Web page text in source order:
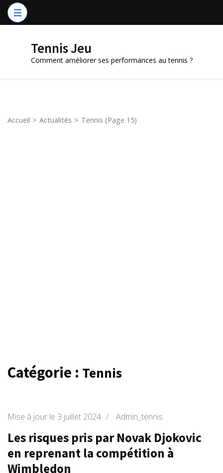
Aller
au
(PressezTennis Jeu
Comment améliorer ses performances au tennis ?
Accueil > Actualités > Tennis (Page 15)
Catégorie : Tennis
Mise à jour le 3 juillet 2024 / Admin_tennis
Les risques pris par Novak Djokovic
en reprenant la compétition à
Wimbledon